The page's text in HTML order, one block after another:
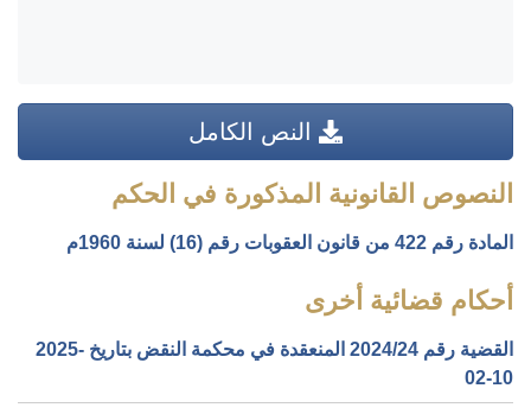
النص الكامل
النصوص القانونية المذكورة في الحكم
المادة رقم 422 من قانون العقوبات رقم (16) لسنة 1960م
أحكام قضائية أخرى
القضية رقم ‎24‏/‎2024‏ المنعقدة في محكمة النقض بتاريخ ‎2025-
02-10‏